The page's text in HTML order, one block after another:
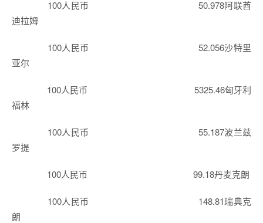
100人民币 50.978阿联酋
迪拉姆
100人民币 52.056沙特里
亚尔
100人民币 5325.46匈牙利
福林
100人民币 55.187波兰兹
罗提
100人民币 99.18丹麦克朗
100人民币 148.81瑞典克
朗